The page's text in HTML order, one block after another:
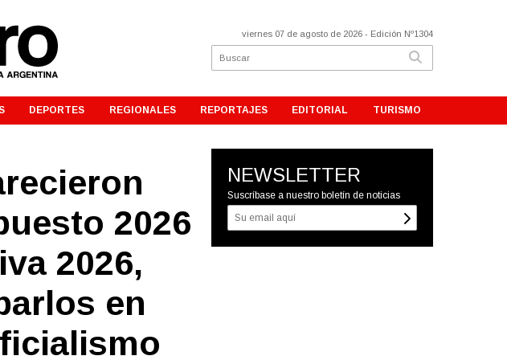
viernes 07 de agosto de 2026 - Edición Nº1304
DEPORTES REGIONALES REPORTAJES EDITORIAL TURISMO
2026
2026,
en
NEWSLETTER
Suscríbase a nuestro boletín de noticias